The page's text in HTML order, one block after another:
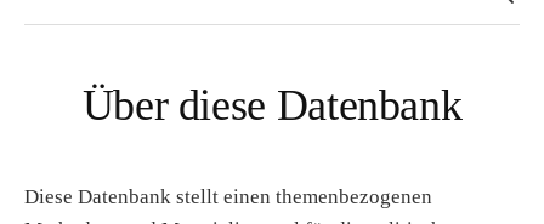
Über diese Datenbank
Diese Datenbank stellt einen themenbezogenen